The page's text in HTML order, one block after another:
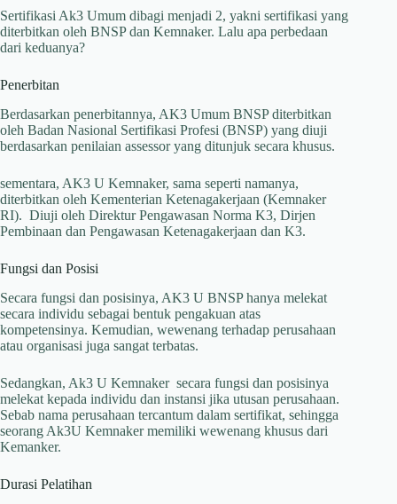
Sertifikasi Ak3 Umum dibagi menjadi 2, yakni sertifikasi yang
diterbitkan oleh BNSP dan Kemnaker. Lalu apa perbedaan
dari keduanya?
Penerbitan
Berdasarkan penerbitannya, AK3 Umum BNSP diterbitkan
oleh Badan Nasional Sertifikasi Profesi (BNSP) yang diuji
berdasarkan penilaian assessor yang ditunjuk secara khusus.
sementara, AK3 U Kemnaker, sama seperti namanya,
diterbitkan oleh Kementerian Ketenagakerjaan (Kemnaker
RI). Diuji oleh Direktur Pengawasan Norma K3, Dirjen
Pembinaan dan Pengawasan Ketenagakerjaan dan K3.
Fungsi dan Posisi
Secara fungsi dan posisinya, AK3 U BNSP hanya melekat
secara individu sebagai bentuk pengakuan atas
kompetensinya. Kemudian, wewenang terhadap perusahaan
atau organisasi juga sangat terbatas.
Sedangkan, Ak3 U Kemnaker secara fungsi dan posisinya
melekat kepada individu dan instansi jika utusan perusahaan.
Sebab nama perusahaan tercantum dalam sertifikat, sehingga
seorang Ak3U Kemnaker memiliki wewenang khusus dari
Kemanker.
Durasi Pelatihan